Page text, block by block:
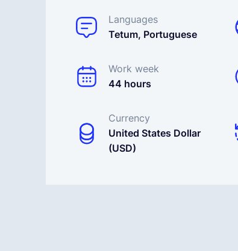
Languages
Tetum, Portuguese
Work week
44 hours
Currency
United States Dollar
(USD)